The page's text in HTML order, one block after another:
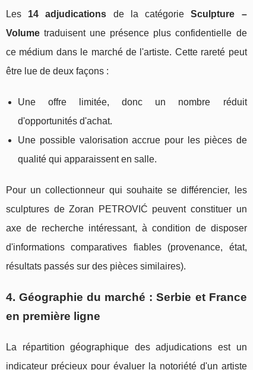
Les 14 adjudications de la catégorieSculpture –
Volume traduisent une présence plus confidentielle de
ce médium dans le marché de l'artiste. Cette rareté peut
être lue de deux façons :
Une offre limitée, donc un nombre réduit
d'opportunités d'achat.
Une possible valorisation accrue pour les pièces de
qualité qui apparaissent en salle.
Pour un collectionneur qui souhaite se différencier, les
sculptures de Zoran PETROVIĆ peuvent constituer un
axe de recherche intéressant, à condition de disposer
d'informations comparatives fiables (provenance, état,
résultats passés sur des pièces similaires).
4. Géographie du marché : Serbie et France
en première ligne
La répartition géographique des adjudications est un
indicateur précieux pour évaluer la notoriété d'un artiste